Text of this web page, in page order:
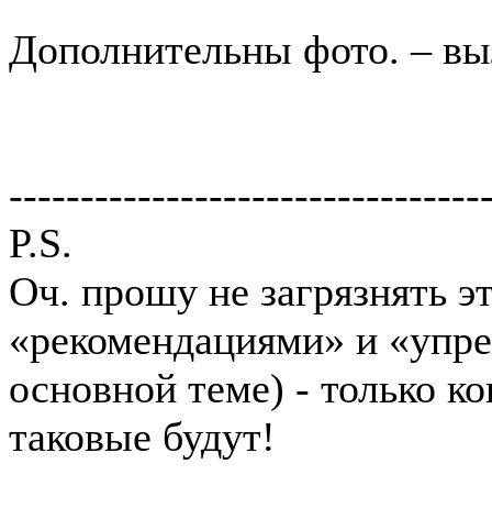
Дополнительны фото. –
P.S.
Оч. прошу не загрязнять
«рекомендациями» и
основной теме) - только
таковые будут!